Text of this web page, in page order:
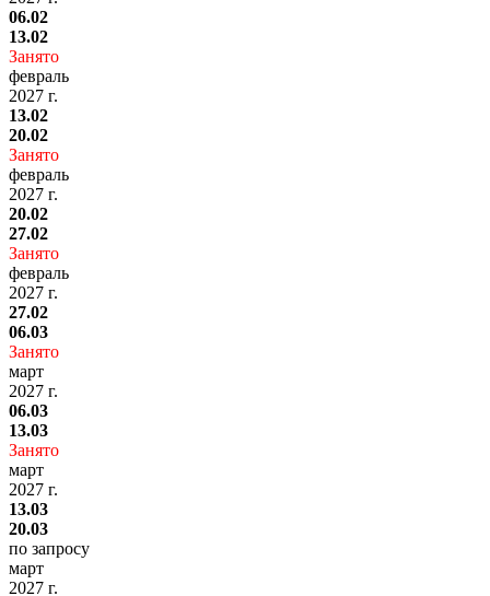
06.02
13.02
Занято
февраль
2027 г.
13.02
20.02
Занято
февраль
2027 г.
20.02
27.02
Занято
февраль
2027 г.
27.02
06.03
Занято
март
2027 г.
06.03
13.03
Занято
март
2027 г.
13.03
20.03
по запросу
март
2027 г.